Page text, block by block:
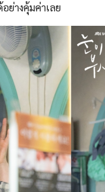
อย่างคุ้มค่าเลย